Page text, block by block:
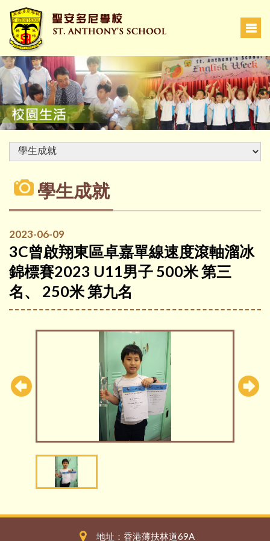
學生成就
2023-06-09
3C曾啟翔東區卓嘉單線速度滾軸溜冰
錦標賽2023 U11男子 500米 第三
名、 250米 第九名
地址：香港薄扶林道69A